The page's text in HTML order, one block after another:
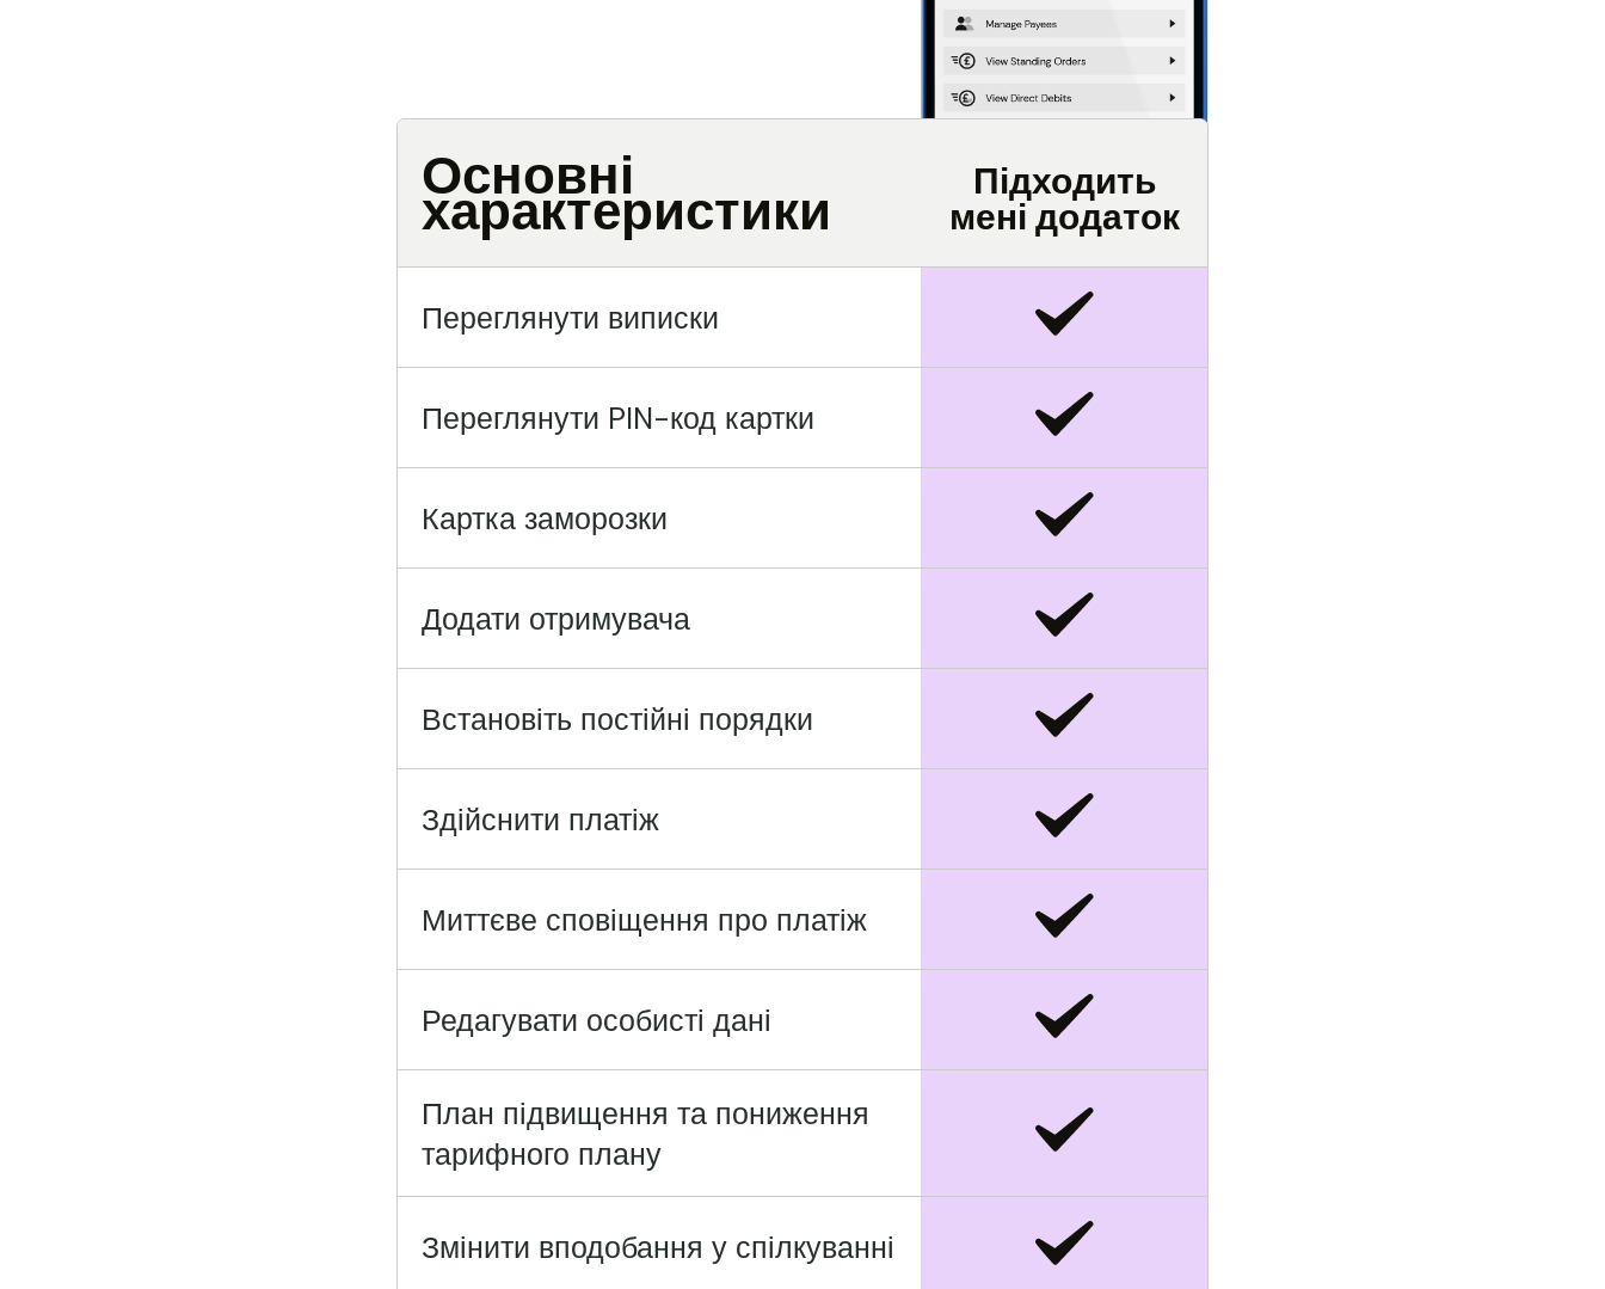
Основні
характеристики Підходить
мені додаток
Переглянути виписки
Переглянути PIN-код картки
Картка заморозки
Додати отримувача
Встановіть постійні порядки
Здійснити платіж
Миттєве сповіщення про платіж
Редагувати особисті дані
План підвищення та пониження
тарифного плану
Змінити вподобання у спілкуванні